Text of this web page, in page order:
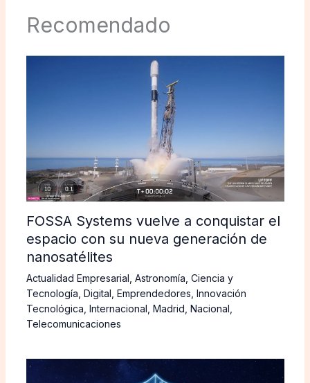
Recomendado
FOSSA Systems vuelve a conquistar el
espacio con su nueva generación de
nanosatélites
Actualidad Empresarial Astronomía Ciencia y
Tecnología Digital Emprendedores Innovación
Tecnológica Internacional Madrid Nacional
Telecomunicaciones